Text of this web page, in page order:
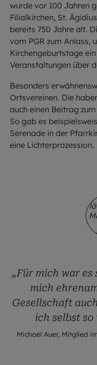
wurde vor 100 Jahren
Filialkirchen, St.
bereits 750 Jahre alt.
vom PGR zum Anlass,
Kirchengeburtstage
Veranstaltungen über
Besonders
Ortsvereinen. Die
auch einen Beitrag
So gab es
Serenade in der
eine Lichterprozession.
„Für mich war
mich
Gesellschaft
ich selbst so
Michael Auer, Mitglied